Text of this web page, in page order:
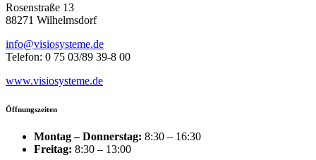
Rosenstraße 13
88271 Wilhelmsdorf
info@visiosysteme.de
Telefon: 0 75 03/89 39-8 00
www.visiosysteme.de
Öffnungszeiten
Montag – Donnerstag: 8:30 – 16:30
Freitag: 8:30 – 13:00